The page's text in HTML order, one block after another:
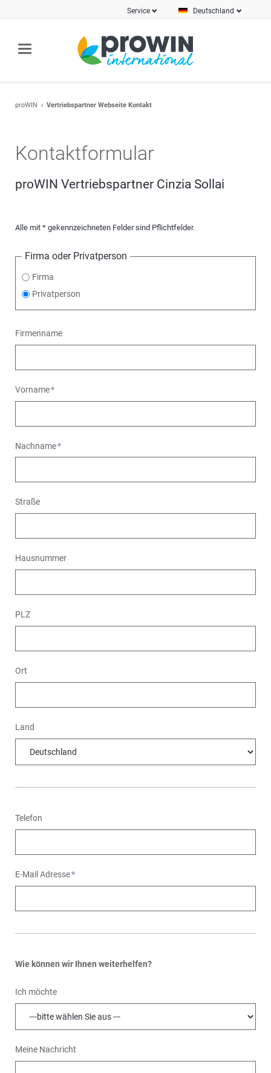
Deutschland
Service
proWIN Vertriebspartner Webseite Kontakt
Kontaktformular
proWIN Vertriebspartner Cinzia Sollai
Alle mit * gekennzeichneten Felder sind Pflichtfelder.
Firma oder Privatperson
Firma
Privatperson
Firmenname
Vorname*
Nachname*
Straße
Hausnummer
PLZ
Ort
Land
Telefon
E-Mail Adresse*
Wie können wir Ihnen weiterhelfen?
Ich möchte
Meine Nachricht